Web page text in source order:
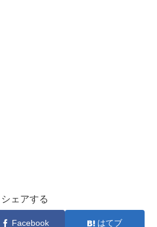
シェアする
Facebook はてブ